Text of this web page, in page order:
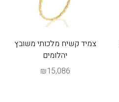
צמיד קשיח מלכותי משובץ
יהלומים
₪15,086